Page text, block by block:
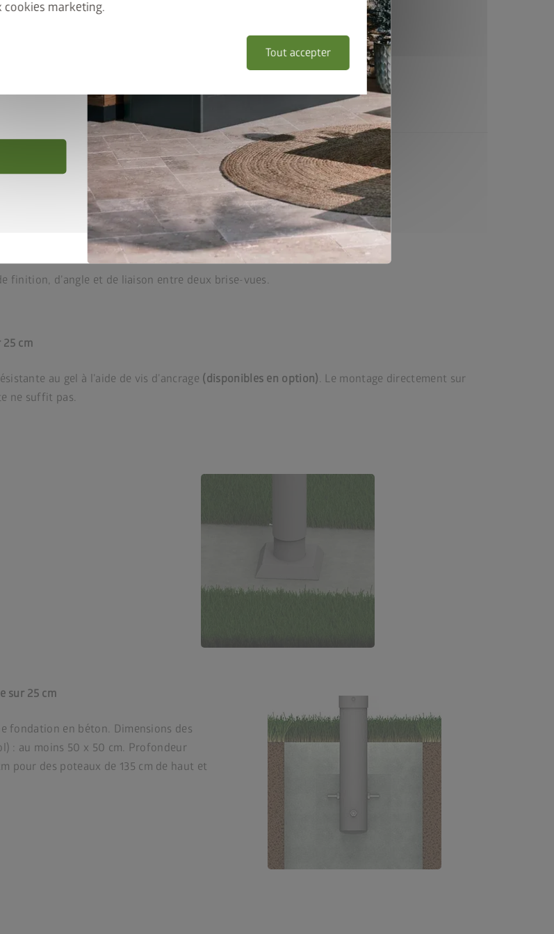
cookies marketing.
Tout accepter
finition, d’angle et de liaison entre deux brise-vues.
cm
au gel à l’aide de vis d’ancrage (disponibles en option). Le montage directement sur
ne suffit pas.
sur 25 cm
fondation en béton. Dimensions des
: au moins 50 x 50 cm. Profondeur
pour des poteaux de 135 cm de haut et